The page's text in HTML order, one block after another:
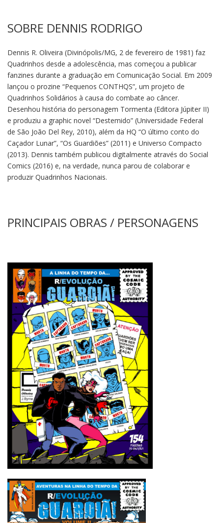
SOBRE DENNIS RODRIGO
Dennis R. Oliveira (Divinópolis/MG, 2 de fevereiro de 1981) faz
Quadrinhos desde a adolescência, mas começou a publicar
fanzines durante a graduação em Comunicação Social. Em 2009
lançou o prozine “Pequenos CONTHQS”, um projeto de
Quadrinhos Solidários à causa do combate ao câncer.
Desenhou história do personagem Tormenta (Editora Júpiter II)
e produziu a graphic novel “Destemido” (Universidade Federal
de São João Del Rey, 2010), além da HQ “O último conto do
Caçador Lunar”, “Os Guardiões” (2011) e Universo Compacto
(2013). Dennis também publicou digitalmente através do Social
Comics (2016) e, na verdade, nunca parou de colaborar e
produzir Quadrinhos Nacionais.
PRINCIPAIS OBRAS / PERSONAGENS